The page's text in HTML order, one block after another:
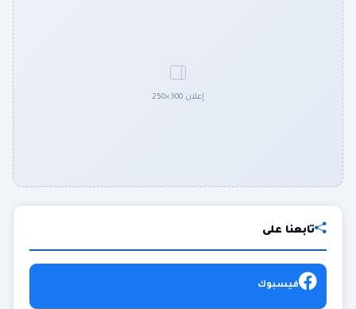
إعلان 300×250
تابعنا على
فيسبوك